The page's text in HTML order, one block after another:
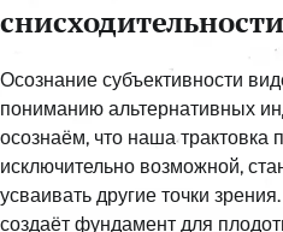
снисходительности
Осознание субъективности
пониманию альтернативных
осознаём, что наша трактовка
исключительно возможной,
усваивать другие точки
создаёт фундамент для